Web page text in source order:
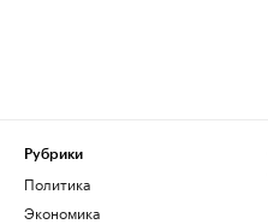
Рубрики
Политика
Экономика